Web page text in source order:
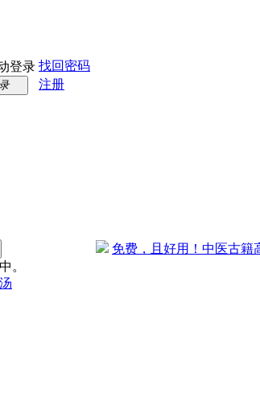
登录 找回密码
注册
免费，且好用！中医古籍
。